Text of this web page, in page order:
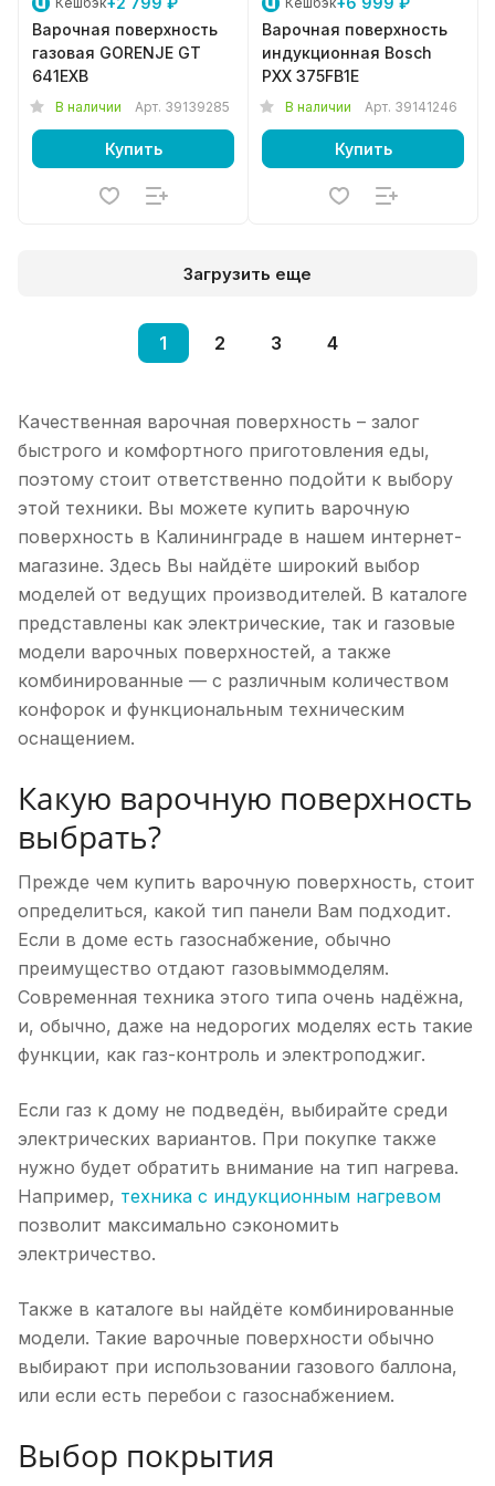
Варочная поверхность
газовая GORENJE GT
641EXB
В наличии Арт. 39139285
Купить
Варочная поверхность
индукционная Bosch
PXX 375FB1E
В наличии Арт. 39141246
Купить
Загрузить еще
1 2 3 4
Качественная варочная поверхность – залог
быстрого и комфортного приготовления еды,
поэтому стоит ответственно подойти к выбору
этой техники. Вы можете купить варочную
поверхность в Калининграде в нашем интернет-
магазине. Здесь Вы найдёте широкий выбор
моделей от ведущих производителей. В каталоге
представлены как электрические, так и газовые
модели варочных поверхностей, а также
комбинированные — с различным количеством
конфорок и функциональным техническим
оснащением.
Какую варочную поверхность
выбрать?
Прежде чем купить варочную поверхность, стоит
определиться, какой тип панели Вам подходит.
Если в доме есть газоснабжение, обычно
преимущество отдают газовыммоделям.
Современная техника этого типа очень надёжна,
и, обычно, даже на недорогих моделях есть такие
функции, как газ-контроль и электроподжиг.
Если газ к дому не подведён, выбирайте среди
электрических вариантов. При покупке также
нужно будет обратить внимание на тип нагрева.
Например, техника с индукционным нагревом
позволит максимально сэкономить
электричество.
Также в каталоге вы найдёте комбинированные
модели. Такие варочные поверхности обычно
выбирают при использовании газового баллона,
или если есть перебои с газоснабжением.
Выбор покрытия